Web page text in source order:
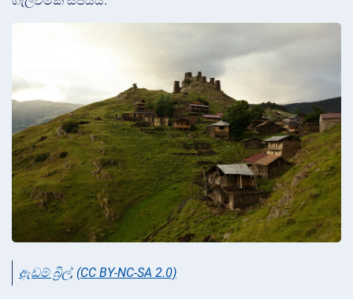
ඇඩම් බ්‍රිල්, (CC BY-NC-SA 2.0)